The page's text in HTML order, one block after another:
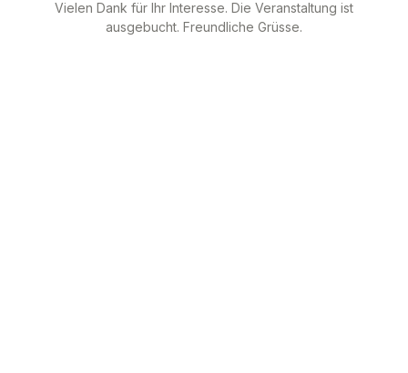
Vielen Dank für Ihr Interesse. Die Veranstaltung ist
ausgebucht. Freundliche Grüsse.